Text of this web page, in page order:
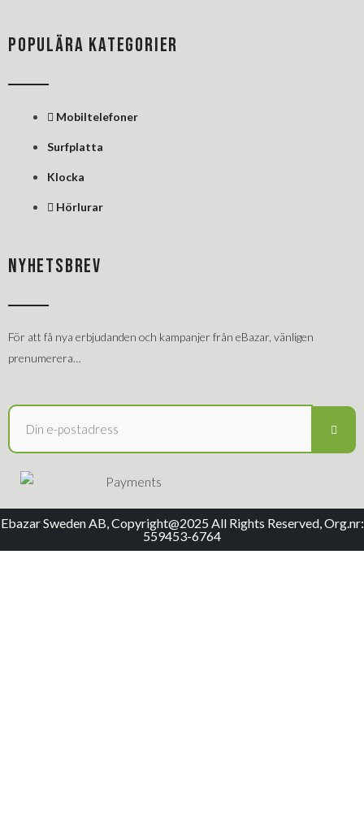
POPULÄRA KATEGORIER
Mobiltelefoner
Surfplatta
Klocka
Hörlurar
NYHETSBREV
För att få nya erbjudanden och kampanjer från eBazar, vänligen
prenumerera…
Ebazar Sweden AB, Copyright@2025 All Rights Reserved, Org.nr:
559453-6764